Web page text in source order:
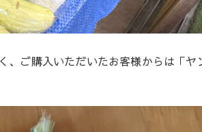
、ご購入いただいたお客様からは「